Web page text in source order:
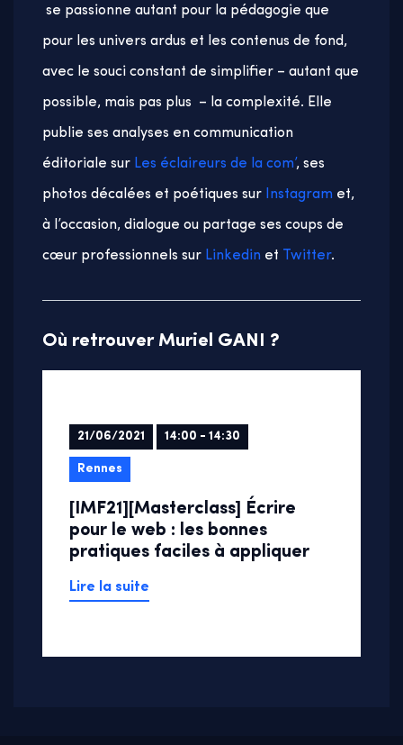
se passionne autant pour la pédagogie que
pour les univers ardus et les contenus de fond,
avec le souci constant de simplifier – autant que
possible, mais pas plus – la complexité. Elle
publie ses analyses en communication
éditoriale sur Les éclaireurs de la com’, ses
photos décalées et poétiques sur Instagram et,
à l’occasion, dialogue ou partage ses coups de
cœur professionnels sur Linkedin et Twitter.
Où retrouver Muriel GANI ?
21/06/2021 14:00 - 14:30
Rennes
[IMF21][Masterclass] Écrire
pour le web : les bonnes
pratiques faciles à appliquer
Lire la suite